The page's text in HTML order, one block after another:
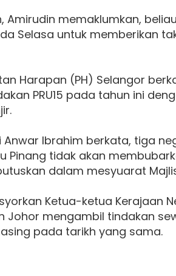
Amirudin memaklumkan,
Selasa untuk memberikan
Harapan (PH) Selangor
PRU15 pada tahun ini
Anwar Ibrahim berkata, tiga
Pinang tidak akan
dalam mesyuarat
Ketua-ketua Kerajaan
Johor mengambil tindakan
pada tarikh yang sama.